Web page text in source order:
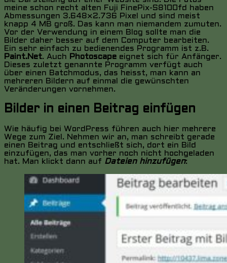
meine schon recht alten Fuji FinePix-S8100fd haben
Abmessungen 3.648×2.736 Pixel und sind meist
knapp 4 MB groß. Das kann man niemandem zumuten.
Vor der Verwendung in einem Blog sollte man die
Bilder daher besser auf dem Computer bearbeiten.
Ein sehr einfach zu bedienendes Programm ist z.B.
Paint.Net. Auch Photoscape eignet sich für Anfänger.
Dieses zuletzt genannte Programm verfügt auch
über einen Batchmodus, das heisst, man kann an
mehreren Bildern auf einmal die gewünschten
Veränderungen vornehmen.
Bilder in einen Beitrag einfügen
Wie häufig bei WordPress führen auch hier mehrere
Wege zum Ziel. Nehmen wir an, man schreibt gerade
einen Beitrag und entschließt sich, dort ein Bild
einzufügen, das man vorher noch nicht hochgeladen
hat. Man klickt dann auf Dateien hinzufügen: